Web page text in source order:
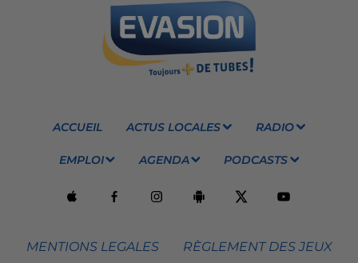
ACCUEIL ACTUS LOCALES RADIO
EMPLOI AGENDA PODCASTS
MENTIONS LEGALES RÈGLEMENT DES JEUX